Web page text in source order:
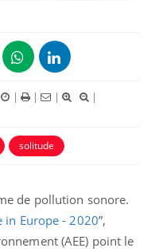
| | |
|
solitude
de pollution sonore.
in Europe - 2020”,
(AEE) point le